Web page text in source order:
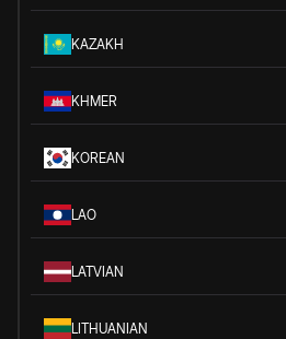
KAZAKH
KHMER
KOREAN
LAO
LATVIAN
LITHUANIAN